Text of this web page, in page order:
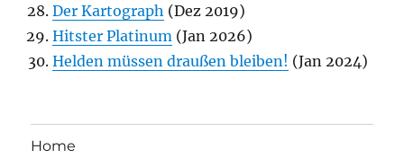
Der Kartograph (Dez 2019)
Hitster Platinum (Jan 2026)
Helden müssen draußen bleiben! (Jan 2024)
Home